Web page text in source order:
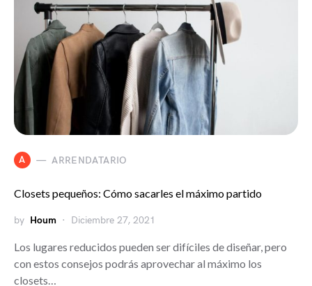
A ARRENDATARIO
Closets pequeños: Cómo sacarles el máximo partido
by Houm Diciembre 27, 2021
Los lugares reducidos pueden ser difíciles de diseñar, pero
con estos consejos podrás aprovechar al máximo los
closets…